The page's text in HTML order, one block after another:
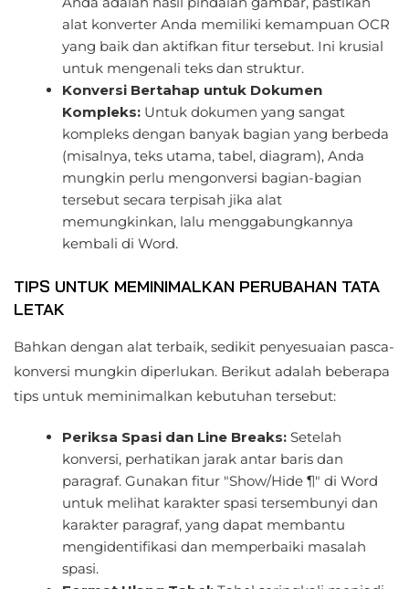
alat konverter Anda memiliki kemampuan OCR
yang baik dan aktifkan fitur tersebut. Ini krusial
untuk mengenali teks dan struktur.
Konversi Bertahap untuk Dokumen
Kompleks: Untuk dokumen yang sangat
kompleks dengan banyak bagian yang berbeda
(misalnya, teks utama, tabel, diagram), Anda
mungkin perlu mengonversi bagian-bagian
tersebut secara terpisah jika alat
memungkinkan, lalu menggabungkannya
kembali di Word.
TIPS UNTUK MEMINIMALKAN PERUBAHAN TATA
LETAK
Bahkan dengan alat terbaik, sedikit penyesuaian pasca-
konversi mungkin diperlukan. Berikut adalah beberapa
tips untuk meminimalkan kebutuhan tersebut:
Periksa Spasi dan Line Breaks: Setelah
konversi, perhatikan jarak antar baris dan
paragraf. Gunakan fitur "Show/Hide ¶" di Word
untuk melihat karakter spasi tersembunyi dan
karakter paragraf, yang dapat membantu
mengidentifikasi dan memperbaiki masalah
spasi.